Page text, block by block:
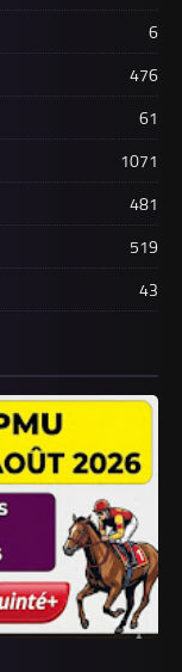
6
476
61
1071
481
519
43